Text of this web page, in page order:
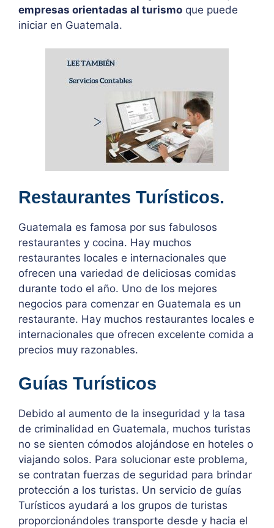
empresas orientadas al turismo que puede
iniciar en Guatemala.
Restaurantes Turísticos.
Guatemala es famosa por sus fabulosos
restaurantes y cocina. Hay muchos
restaurantes locales e internacionales que
ofrecen una variedad de deliciosas comidas
durante todo el año. Uno de los mejores
negocios para comenzar en Guatemala es un
restaurante. Hay muchos restaurantes locales e
internacionales que ofrecen excelente comida a
precios muy razonables.
Guías Turísticos
Debido al aumento de la inseguridad y la tasa
de criminalidad en Guatemala, muchos turistas
no se sienten cómodos alojándose en hoteles o
viajando solos. Para solucionar este problema,
se contratan fuerzas de seguridad para brindar
protección a los turistas. Un servicio de guías
Turísticos ayudará a los grupos de turistas
proporcionándoles transporte desde y hacia el